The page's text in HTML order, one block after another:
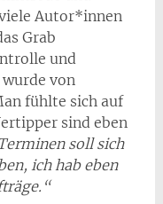
Autor*innen
Grab
und
von
fühlte sich auf
sind eben
soll sich
ich hab eben